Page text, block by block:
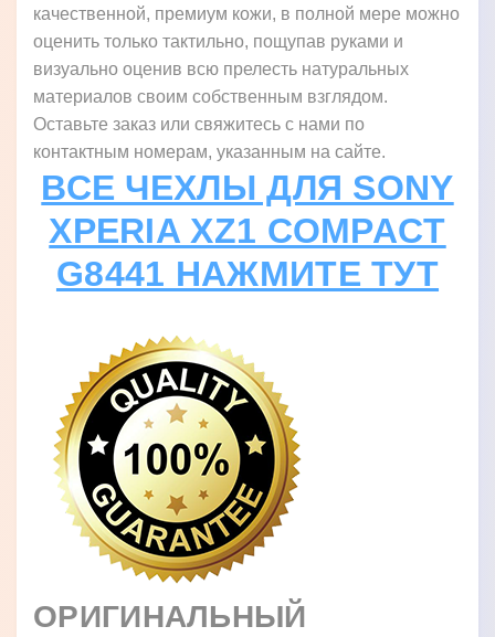
качественной, премиум кожи, в полной мере можно
оценить только тактильно, пощупав руками и
визуально оценив всю прелесть натуральных
материалов своим собственным взглядом.
Оставьте заказ или свяжитесь с нами по
контактным номерам, указанным на сайте.
ВСЕ ЧЕХЛЫ ДЛЯ SONY
XPERIA XZ1 COMPACT
G8441 НАЖМИТЕ ТУТ
ОРИГИНАЛЬНЫЙ